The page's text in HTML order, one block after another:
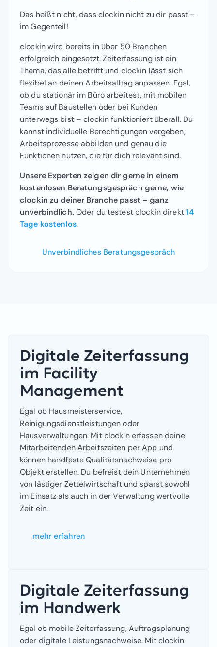
Das heißt nicht, dass clockin nicht zu dir passt –
im Gegenteil!
clockin wird bereits in über 50 Branchen
erfolgreich eingesetzt. Zeiterfassung ist ein
Thema, das alle betrifft und clockin lässt sich
flexibel an deinen Arbeitsalltag anpassen. Egal,
ob du stationär im Büro arbeitest, mit mobilen
Teams auf Baustellen oder bei Kunden
unterwegs bist – clockin funktioniert überall. Du
kannst individuelle Berechtigungen vergeben,
Arbeitsprozesse abbilden und genau die
Funktionen nutzen, die für dich relevant sind.
Unsere Experten zeigen dir gerne in einem
kostenlosen Beratungsgespräch gerne, wie
clockin zu deiner Branche passt – ganz
unverbindlich. Oder du testest clockin direkt14
Tage kostenlos.
Unverbindliches Beratungsgespräch
Digitale Zeiterfassung
im Facility
Management
Egal ob Hausmeisterservice,
Reinigungsdienstleistungen oder
Hausverwaltungen. Mit clockin erfassen deine
Mitarbeitenden Arbeitszeiten per App und
können handfeste Qualitätsnachweise pro
Objekt erstellen. Du befreist dein Unternehmen
von lästiger Zettelwirtschaft und sparst sowohl
im Einsatz als auch in der Verwaltung wertvolle
Zeit ein.
mehr erfahren
Digitale Zeiterfassung
im Handwerk
Egal ob mobile Zeiterfassung, Auftragsplanung
oder digitale Leistungsnachweise. Mit clockin